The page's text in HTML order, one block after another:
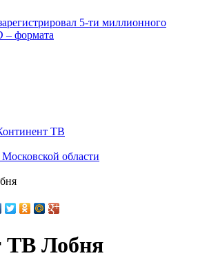
5-ти миллионного
– формата
ТВ
области
ТВ Лобня